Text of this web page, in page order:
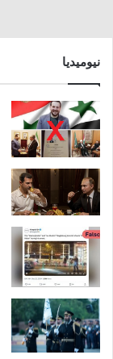
نيوميديا